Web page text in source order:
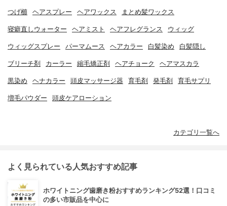
つげ櫛 ヘアスプレー ヘアワックス まとめ髪ワックス
寝癖直しウォーター ヘアミスト ヘアフレグランス ウィッグ
ウィッグスプレー パーマムース ヘアカラー 白髪染め 白髪隠し
ブリーチ剤 カーラー 縮毛矯正剤 ヘアチョーク ヘアマスカラ
黒染め ヘナカラー 頭皮マッサージ器 育毛剤 発毛剤 育毛サプリ
増毛パウダー 頭皮ケアローション
カテゴリ一覧へ
よく見られている人気おすすめ記事
ホワイトニング歯磨き粉おすすめランキング52選！口コミ
の多い市販品を中心に